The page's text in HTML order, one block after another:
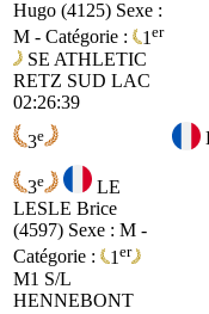
Hugo (4125) Sexe :
M - Catégorie :
1 er
SE ATHLETIC
RETZ SUD LAC
02:26:39
3e
3e
LE
LESLE Brice
(4597) Sexe : M -
Catégorie :
1 er
M1 S/L
HENNEBONT